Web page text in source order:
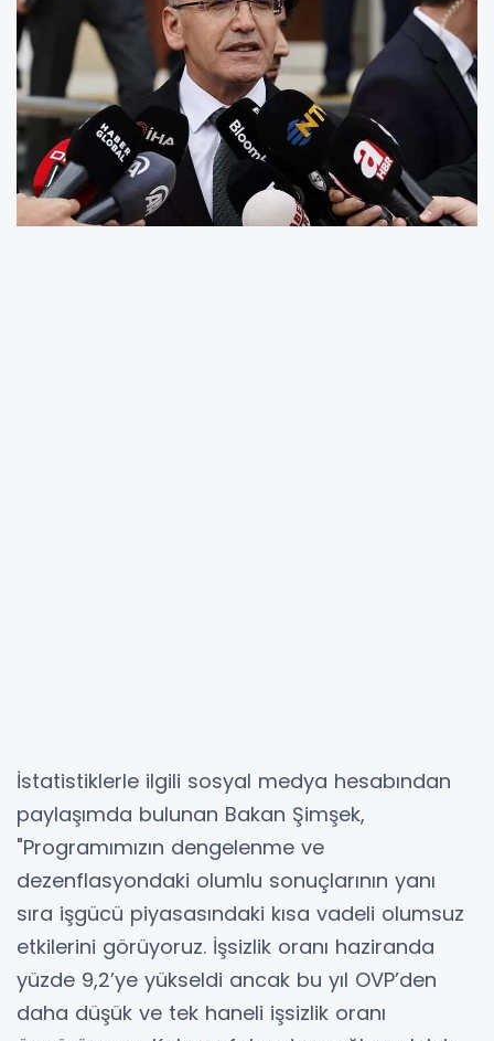
İstatistiklerle ilgili sosyal medya hesabından
paylaşımda bulunan Bakan Şimşek,
"Programımızın dengelenme ve
dezenflasyondaki olumlu sonuçlarının yanı
sıra işgücü piyasasındaki kısa vadeli olumsuz
etkilerini görüyoruz. İşsizlik oranı haziranda
yüzde 9,2’ye yükseldi ancak bu yıl OVP’den
daha düşük ve tek haneli işsizlik oranı